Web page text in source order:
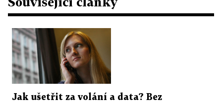
Jak ušetřit za volání a data? Bez